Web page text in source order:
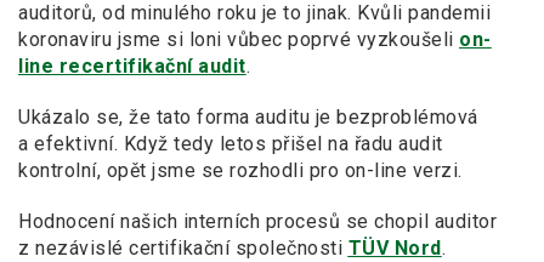
auditorů, od minulého roku je to jinak. Kvůli pandemii
koronaviru jsme si loni vůbec poprvé vyzkoušeli on-
line recertifikační audit.
Ukázalo se, že tato forma auditu je bezproblémová
a efektivní. Když tedy letos přišel na řadu audit
kontrolní, opět jsme se rozhodli pro on-line verzi.
Hodnocení našich interních procesů se chopil auditor
z nezávislé certifikační společnosti TÜV Nord.